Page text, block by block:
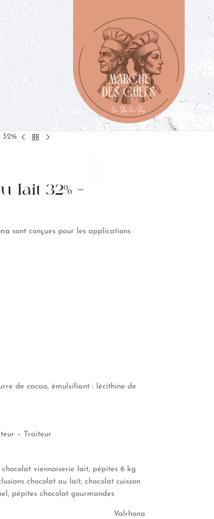
lait 32% –
sont conçues pour les applications
de cacao, émulsifiant : lécithine de
– Traiteur
viennoiserie lait, pépites 6 kg
chocolat au lait, chocolat cuisson
pépites chocolat gourmandes
Valrhona